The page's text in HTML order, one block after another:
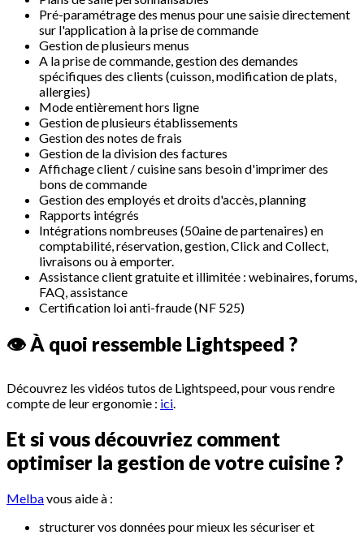
Pré-paramétrage des menus pour une saisie directement
sur l'application à la prise de commande
Gestion de plusieurs menus
A la prise de commande, gestion des demandes
spécifiques des clients (cuisson, modification de plats,
allergies)
Mode entièrement hors ligne
Gestion de plusieurs établissements
Gestion des notes de frais
Gestion de la division des factures
Affichage client / cuisine sans besoin d'imprimer des
bons de commande
Gestion des employés et droits d'accès, planning
Rapports intégrés
Intégrations nombreuses (50aine de partenaires) en
comptabilité, réservation, gestion, Click and Collect,
livraisons ou à emporter.
Assistance client gratuite et illimitée : webinaires, forums,
FAQ, assistance
Certification loi anti-fraude (NF 525)
👁️ À quoi ressemble Lightspeed ?
Découvrez les vidéos tutos de Lightspeed, pour vous rendre
compte de leur ergonomie : ici.
Et si vous découvriez comment
optimiser la gestion de votre cuisine ?
Melbavous aide à :
structurer vos données pour mieux les sécuriser et